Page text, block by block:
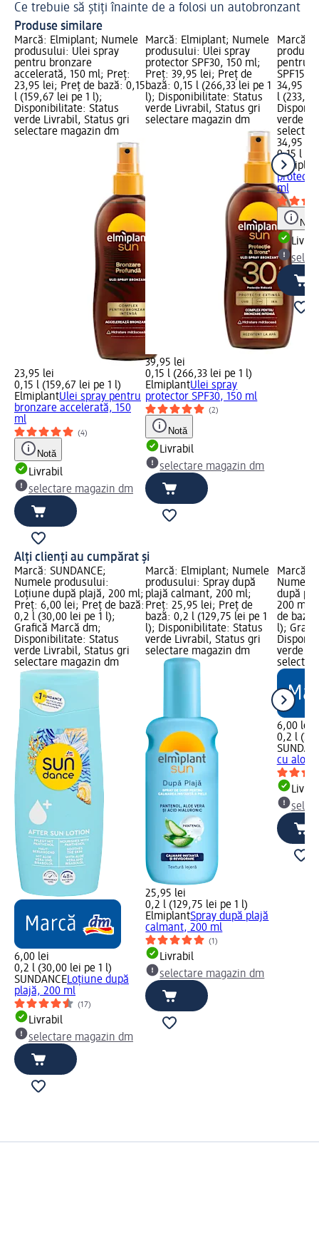
Ce trebuie să știți înainte de a folosi un autobronzant
Produse similare
Marcă: Elmiplant; Numele
produsului: Ulei spray
pentru bronzare
accelerată, 150 ml; Preț:
23,95 lei; Preț de bază: 0,15
l (159,67 lei pe 1 l);
Disponibilitate: Status
verde Livrabil, Status gri
selectare magazin dm
23,95 lei
0,15 l (159,67 lei pe 1 l)
ElmiplantUlei spray pentru
bronzare accelerată, 150
ml
(4)
Notă
Livrabil
selectare magazin dm
Marcă: Elmiplant; Numele
produsului: Ulei spray
protector SPF30, 150 ml;
Preț: 39,95 lei; Preț de
bază: 0,15 l (266,33 lei pe 1
l); Disponibilitate: Status
verde Livrabil, Status gri
selectare magazin dm
39,95 lei
0,15 l (266,33 lei pe 1 l)
ElmiplantUlei spray
protector SPF30, 150 ml
(2)
Notă
Livrabil
selectare magazin dm
Marcă:
pentru
SPF15,
34,95
l
verde
34,95 lei
0,15 l
protecție
ml
Notă
Alți clienți au cumpărat și
Marcă: SUNDANCE;
Numele produsului:
Loțiune după plajă, 200 ml;
Preț: 6,00 lei; Preț de bază:
0,2 l (30,00 lei pe 1 l);
Grafică Marcă dm;
Disponibilitate: Status
verde Livrabil, Status gri
selectare magazin dm
6,00 lei
0,2 l (30,00 lei pe 1 l)
SUNDANCELoțiune după
plajă, 200 ml
(17)
Livrabil
selectare magazin dm
Marcă: Elmiplant; Numele
produsului: Spray după
plajă calmant, 200 ml;
Preț: 25,95 lei; Preț de
bază: 0,2 l (129,75 lei pe 1
l); Disponibilitate: Status
verde Livrabil, Status gri
selectare magazin dm
25,95 lei
0,2 l (129,75 lei pe 1 l)
ElmiplantSpray după plajă
calmant, 200 ml
(1)
Livrabil
selectare magazin dm
Marcă:
Numele
după
200 ml;
de
l);
verde
6,00 lei
0,2 l
cu aloe